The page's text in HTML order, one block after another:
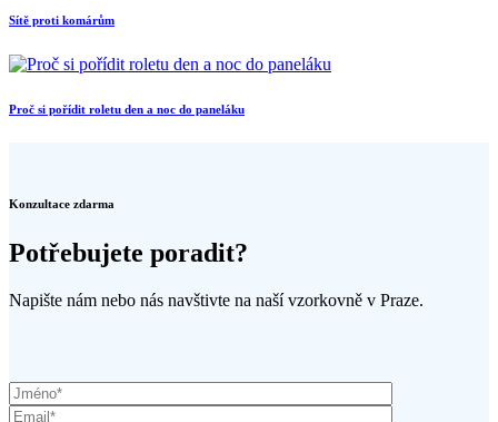
Sítě proti komárům
Proč si pořídit roletu den a noc do paneláku
Konzultace zdarma
Potřebujete poradit?
Napište nám nebo nás navštivte na naší vzorkovně v Praze.